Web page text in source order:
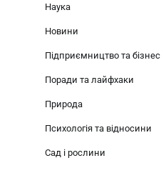
Наука
Новини
Підприємництво та бізнес
Поради та лайфхаки
Природа
Психологія та відносини
Сад і рослини